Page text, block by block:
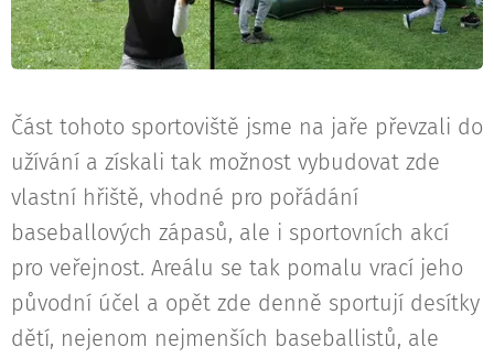
Část tohoto sportoviště jsme na jaře převzali do
užívání a získali tak možnost vybudovat zde
vlastní hřiště, vhodné pro pořádání
baseballových zápasů, ale i sportovních akcí
pro veřejnost. Areálu se tak pomalu vrací jeho
původní účel a opět zde denně sportují desítky
dětí, nejenom nejmenších baseballistů, ale